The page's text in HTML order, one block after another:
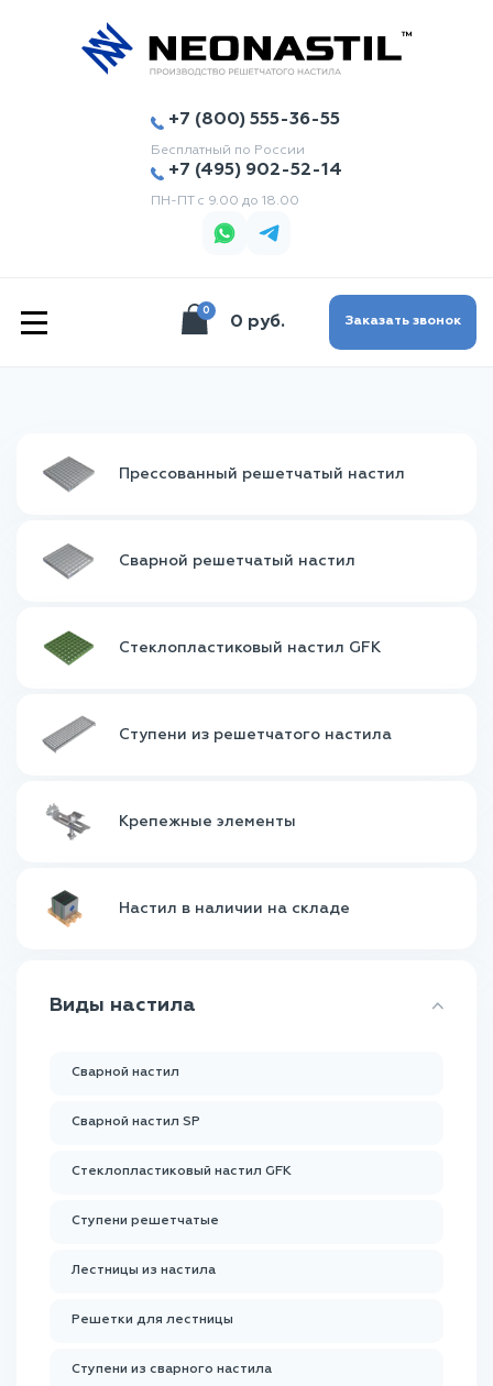
+7 (800) 555-36-55
Бесплатный по России
+7 (495) 902-52-14
ПН-ПТ с 9.00 до 18.00
||| 0
0 руб. Заказать звонок
Прессованный решетчатый настил
Сварной решетчатый настил
Стеклопластиковый настил GFK
Ступени из решетчатого настила
Крепежные элементы
Настил в наличии на складе
Виды настила
Сварной настил
Сварной настил SP
Стеклопластиковый настил GFK
Ступени решетчатые
Лестницы из настила
Решетки для лестницы
Ступени из сварного настила